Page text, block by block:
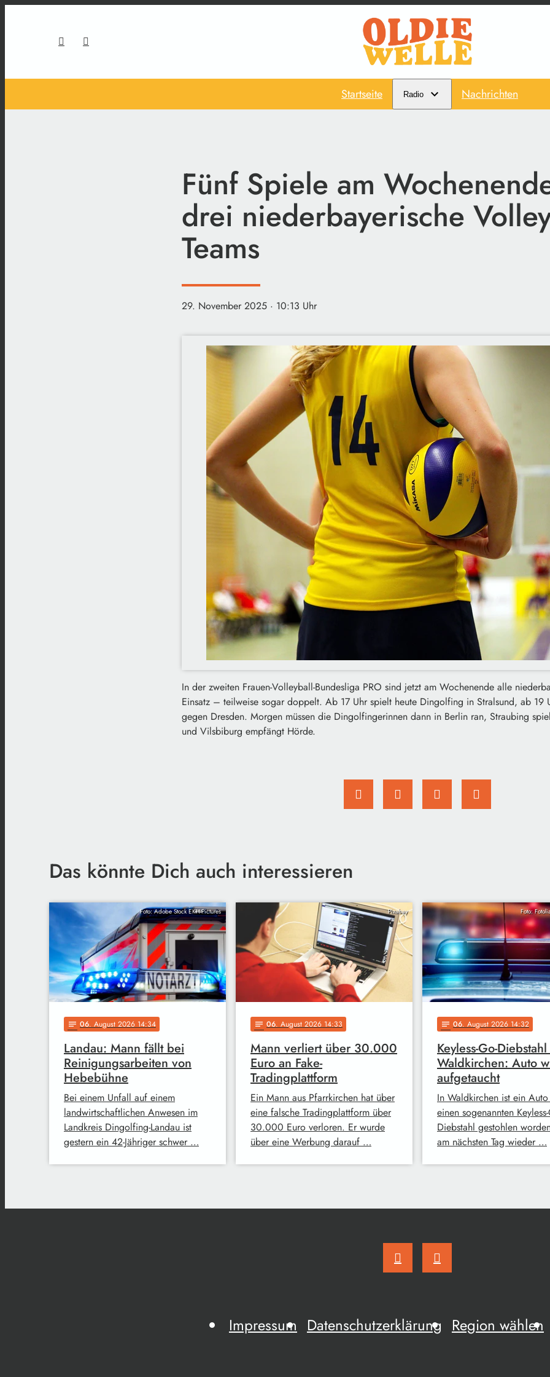
Startseite Radio Nachrichten
Fünf Spiele am
drei niederbayerische
Teams
29. November 2025 · 10:13 Uhr
In der zweiten Frauen-Volleyball-Bundesliga PRO sind jetzt am Wochenende alle
Einsatz – teilweise sogar doppelt. Ab 17 Uhr spielt heute Dingolfing in Stralsund, ab 19
gegen Dresden. Morgen müssen die Dingolfingerinnen dann in Berlin ran, Straubing
und Vilsbiburg empfängt Hörde.
Das könnte Dich auch interessieren
Foto: Adobe Stock EKH-Pictures
notes 06. August 2026 14:34
Landau: Mann fällt bei
Reinigungsarbeiten von
Hebebühne
Bei einem Unfall auf einem
landwirtschaftlichen Anwesen im
Landkreis Dingolfing-Landau ist
gestern ein 42-Jähriger schwer …
Pixabay
notes 06. August 2026 14:33
Mann verliert über 30.000
Euro an Fake-
Tradingplattform
Ein Mann aus Pfarrkirchen hat über
eine falsche Tradingplattform über
30.000 Euro verloren. Er wurde
über eine Werbung darauf …
Foto:
notes 06. August 2026 14:32
Keyless-Go-
Waldkirchen: Auto
aufgetaucht
In Waldkirchen ist ein
einen sogenannten
Diebstahl gestohlen
am nächsten Tag wieder …
Impressum Datenschutzerklärung Region wählen